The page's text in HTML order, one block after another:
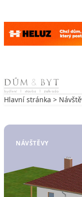
Skip to content
Hlavní stránka >
NÁVŠTĚVY